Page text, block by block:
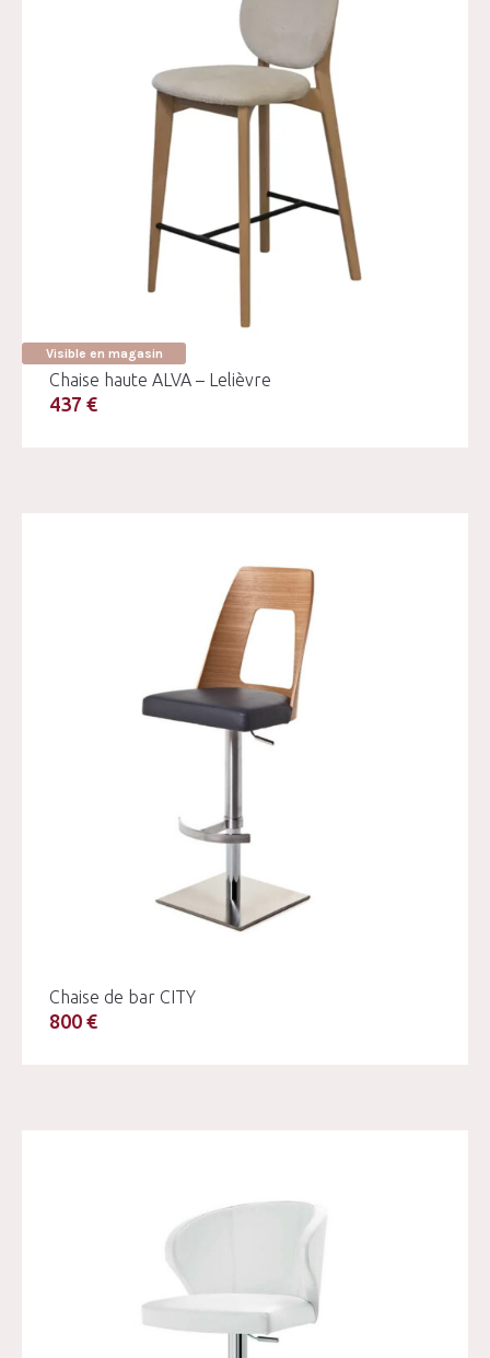
Visible en magasin
Chaise haute ALVA – Lelièvre
437 €
Chaise de bar CITY
800 €